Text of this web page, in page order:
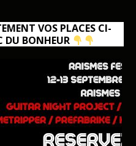
VOS PLACES CI-
DU BONHEUR